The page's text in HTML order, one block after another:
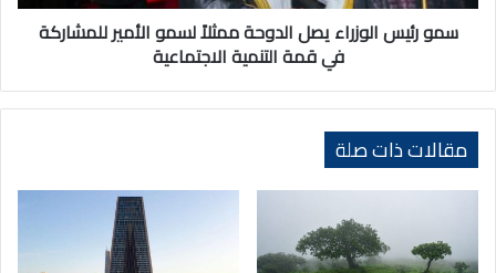
للمشاركة
الاجتماعية
سمو رئيس الوزراء يصل الدوحة ممثلاً لسمو الأمير للمشاركة
في قمة التنمية الاجتماعية
مقالات ذات صلة